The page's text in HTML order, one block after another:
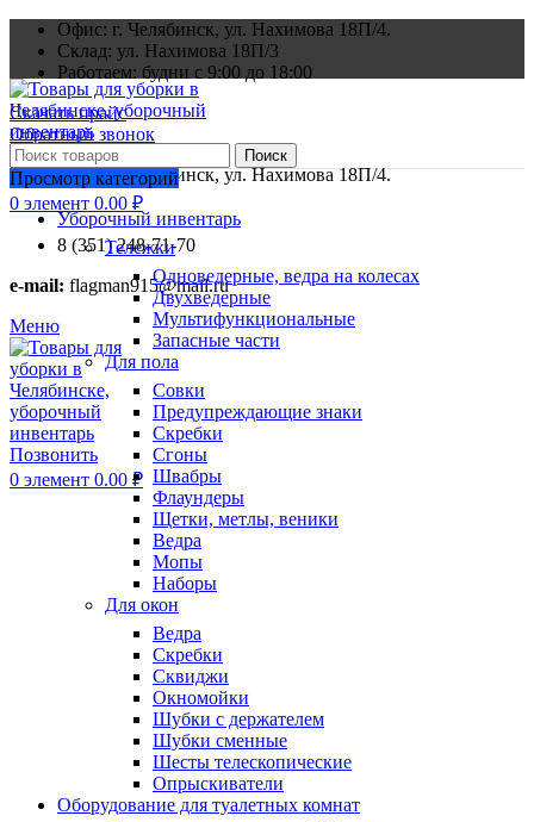
Офис: г. Челябинск, ул. Нахимова 18П/4.
Склад: ул. Нахимова 18П/3
Работаем: будни с 9:00 до 18:00
Скачать прайс
Обратный звонок
Офис: г. Челябинск, ул. Нахимова 18П/4.
Поиск
0Избранное
0 элемент 0.00 ₽
8 (351) 248-71-70
e-mail: flagman915@mail.ru
Меню
Позвонить
0 элемент 0.00 ₽
Просмотр категорий
Уборочный инвентарь
Тележки
Одноведерные, ведра на колесах
Двухведерные
Мультифункциональные
Запасные части
Для пола
Совки
Предупреждающие знаки
Скребки
Сгоны
Швабры
Флаундеры
Щетки, метлы, веники
Ведра
Мопы
Наборы
Для окон
Ведра
Скребки
Сквиджи
Окномойки
Шубки с держателем
Шубки сменные
Шесты телескопические
Опрыскиватели
Оборудование для туалетных комнат